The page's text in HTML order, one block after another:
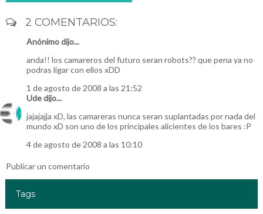
2 COMENTARIOS:
Anónimo dijo...
anda!! los camareros del futuro seran robots?? que pena ya no
podras ligar con ellos xDD
1 de agosto de 2008 a las 21:52
Udedijo...
jajajajja xD, las camareras nunca seran suplantadas por nada del
mundo xD son uno de los principales alicientes de los bares :P
4 de agosto de 2008 a las 10:10
Publicar un comentario
Tags